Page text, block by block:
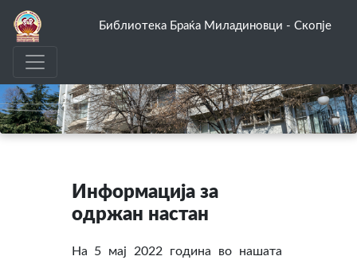
Библиотека Браќа Миладиновци - Скопје
Информација за
одржан настан
На 5 мај 2022 година во нашата